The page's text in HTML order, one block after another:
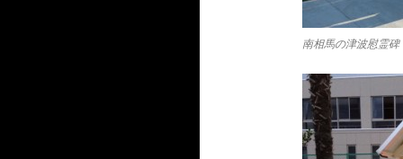
南相馬の津波慰霊碑